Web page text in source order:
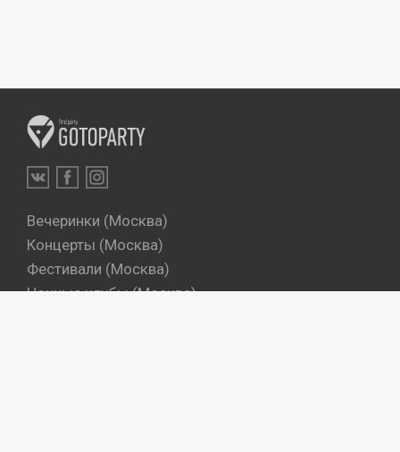
Вечеринки (Москва)
Концерты (Москва)
Фестивали (Москва)
Ночные клубы (Москва)